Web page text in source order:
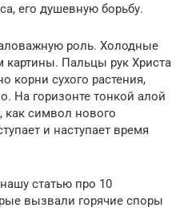
его душевную борьбу.
роль. Холодные
картины. Пальцы рук Христа
корни сухого растения,
На горизонте тонкой алой
как символ нового
и наступает время
статью про 10
вызвали горячие споры